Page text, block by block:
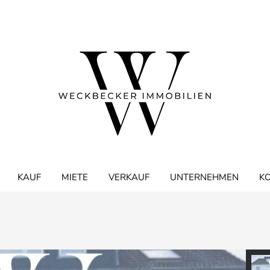
KAUF MIETE VERKAUF UNTERNEHMEN